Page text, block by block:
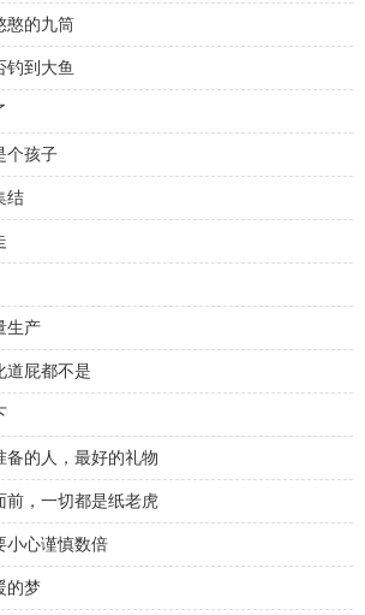
憨的九筒
钓到大鱼
个孩子
结
生产
道屁都不是
备的人，最好的礼物
前，一切都是纸老虎
小心谨慎数倍
的梦